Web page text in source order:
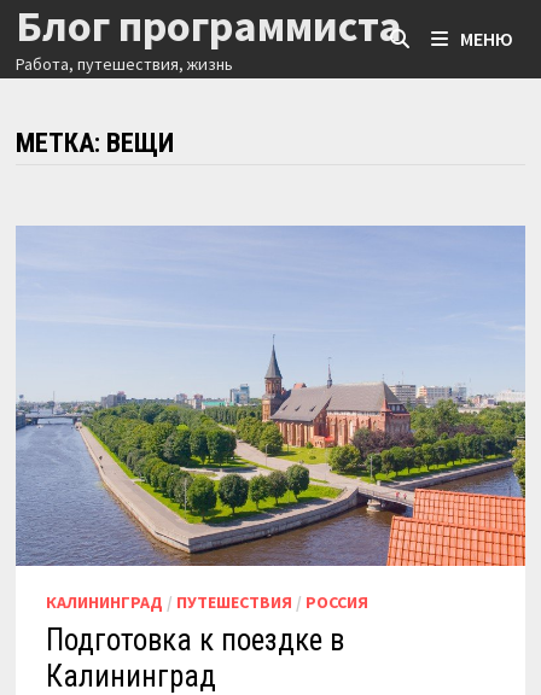
Перейти
содержимому
Блог программиста
Работа, путешествия, жизнь
МЕНЮ
МЕТКА: ВЕЩИ
КАЛИНИНГРАД / ПУТЕШЕСТВИЯ / РОССИЯ
Подготовка к поездке в
Калининград